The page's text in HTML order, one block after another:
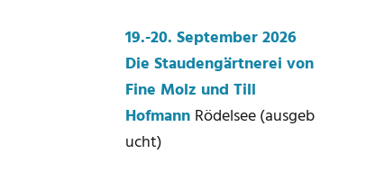
19.-20. September 2026
Die Staudengärtnerei von
Fine Molz und Till
Hofmann Rödelsee (ausgeb
ucht)